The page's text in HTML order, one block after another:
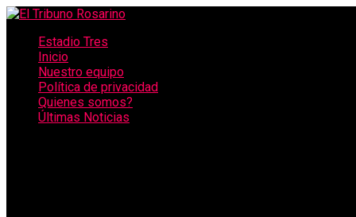
Estadio Tres
Inicio
Nuestro equipo
Política de privacidad
Quienes somos?
Últimas Noticias